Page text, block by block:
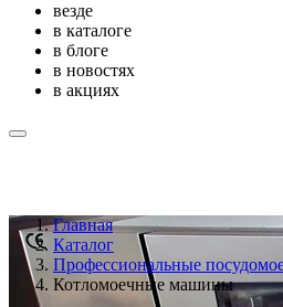
везде
в каталоге
в блоге
в новостях
в акциях
Главная
Каталог
Профессиональные
Котломоечные машины